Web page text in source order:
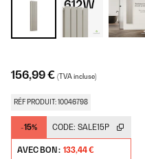
156,99 € (TVA incluse)
RÉF PRODUIT: 10046798
-15% CODE: SALE15P
AVEC BON : 133,44 €